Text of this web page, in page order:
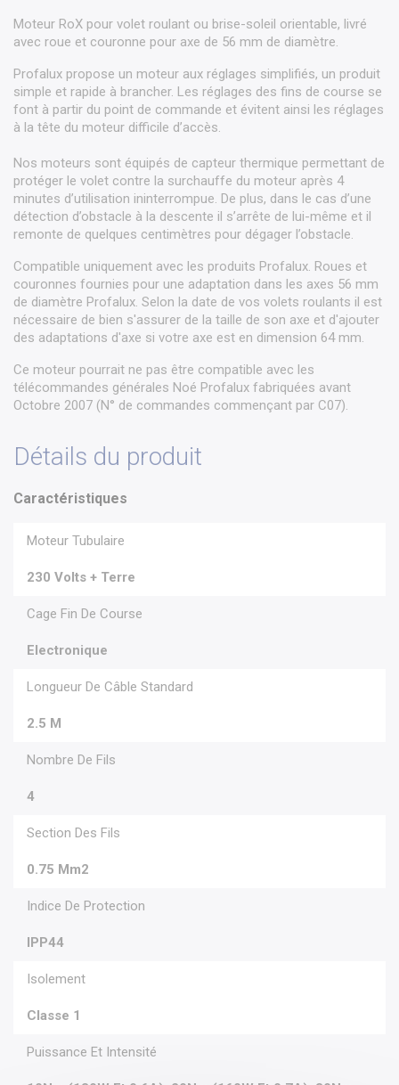
Moteur RoX pour volet roulant ou brise-soleil orientable, livré
avec roue et couronne pour axe de 56 mm de diamètre.
Profalux propose un moteur aux réglages simplifiés, un produit
simple et rapide à brancher. Les réglages des fins de course se
font à partir du point de commande et évitent ainsi les réglages
à la tête du moteur difficile d’accès.
Nos moteurs sont équipés de capteur thermique permettant de
protéger le volet contre la surchauffe du moteur après 4
minutes d’utilisation ininterrompue. De plus, dans le cas d’une
détection d’obstacle à la descente il s’arrête de lui-même et il
remonte de quelques centimètres pour dégager l’obstacle.
Compatible uniquement avec les produits Profalux. Roues et
couronnes fournies pour une adaptation dans les axes 56 mm
de diamètre Profalux. Selon la date de vos volets roulants il est
nécessaire de bien s'assurer de la taille de son axe et d'ajouter
des adaptations d'axe si votre axe est en dimension 64 mm.
Ce moteur pourrait ne pas être compatible avec les
télécommandes générales Noé Profalux fabriquées avant
Octobre 2007 (N° de commandes commençant par C07).
Détails du produit
Caractéristiques
Moteur Tubulaire
230 Volts + Terre
Cage Fin De Course
Electronique
Longueur De Câble Standard
2.5 M
Nombre De Fils
4
Section Des Fils
0.75 Mm2
Indice De Protection
IPP44
Isolement
Classe 1
Puissance Et Intensité